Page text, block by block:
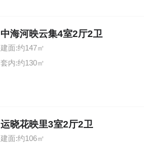
中海河映云集4室2厅2卫
建面:约147㎡
套内:约130㎡
运晓花映里3室2厅2卫
建面:约106㎡